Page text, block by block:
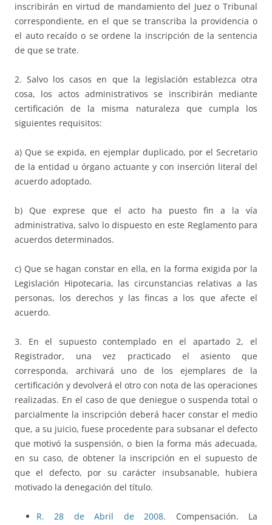
inscribirán en virtud de mandamiento del Juez o Tribunal
correspondiente, en el que se transcriba la providencia o
el auto recaído o se ordene la inscripción de la sentencia
de que se trate.
2. Salvo los casos en que la legislación establezca otra
cosa, los actos administrativos se inscribirán mediante
certificación de la misma naturaleza que cumpla los
siguientes requisitos:
a) Que se expida, en ejemplar duplicado, por el Secretario
de la entidad u órgano actuante y con inserción literal del
acuerdo adoptado.
b) Que exprese que el acto ha puesto fin a la vía
administrativa, salvo lo dispuesto en este Reglamento para
acuerdos determinados.
c) Que se hagan constar en ella, en la forma exigida por la
Legislación Hipotecaria, las circunstancias relativas a las
personas, los derechos y las fincas a los que afecte el
acuerdo.
3. En el supuesto contemplado en el apartado 2, el
Registrador, una vez practicado el asiento que
corresponda, archivará uno de los ejemplares de la
certificación y devolverá el otro con nota de las operaciones
realizadas. En el caso de que deniegue o suspenda total o
parcialmente la inscripción deberá hacer constar el medio
que, a su juicio, fuese procedente para subsanar el defecto
que motivó la suspensión, o bien la forma más adecuada,
en su caso, de obtener la inscripción en el supuesto de
que el defecto, por su carácter insubsanable, hubiera
motivado la denegación del título.
R. 28 de Abril de 2008. Compensación. La